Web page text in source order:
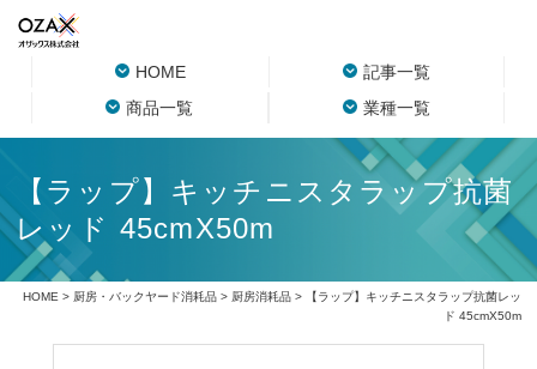
HOME
記事一覧
商品一覧
業種一覧
【ラップ】キッチニスタラップ抗菌
レッド 45cmX50m
HOME > 厨房・バックヤード消耗品> 厨房消耗品> 【ラップ】キッチニスタラップ抗菌レッ
ド 45cmX50m